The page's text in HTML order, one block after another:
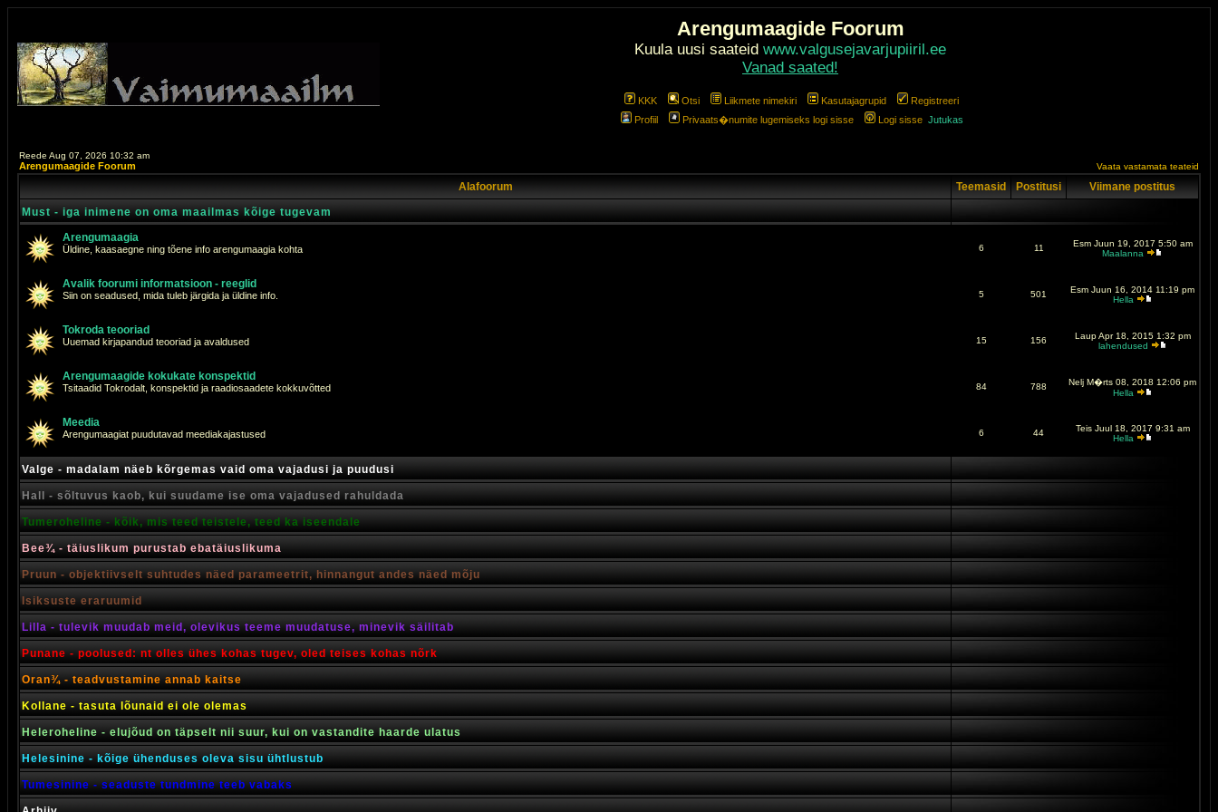
Arengumaagide Foorum
Kuula uusi saateid www.valgusejavarjupiiril.ee
Vanad saated!
KKK Otsi Liikmete nimekiri Kasutajagrupid
Registreeri
Profiil
Privaats�numite lugemiseks logi sisse Logi sisse Jutukas
Reede Aug 07, 2026 10:32 am
Arengumaagide Foorum Vaata vastamata teateid
Alafoorum Teemasid Postitusi
Viimane postitus
Must - iga inimene on oma maailmas kõige tugevam
Arengumaagia
Üldine, kaasaegne ning tõene info arengumaagia kohta 6 11
Esm Juun 19, 2017 5:50 am
Maalanna
Avalik foorumi informatsioon - reeglid
Siin on seadused, mida tuleb järgida ja üldine info. 5 501
Esm Juun 16, 2014 11:19 pm
Hella
Tokroda teooriad
Uuemad kirjapandud teooriad ja avaldused 15 156
Laup Apr 18, 2015 1:32 pm
lahendused
Arengumaagide kokukate konspektid
Tsitaadid Tokrodalt, konspektid ja raadiosaadete kokkuvõtted 84 788
Nelj M�rts 08, 2018 12:06 pm
Hella
Meedia
Arengumaagiat puudutavad meediakajastused 6 44
Teis Juul 18, 2017 9:31 am
Hella
Valge - madalam näeb kõrgemas vaid oma vajadusi ja puudusi
Hall - sõltuvus kaob, kui suudame ise oma vajadused rahuldada
Tumeroheline - kõik, mis teed teistele, teed ka iseendale
Bee¾ - täiuslikum purustab ebatäiuslikuma
Pruun - objektiivselt suhtudes näed parameetrit, hinnangut andes näed mõju
Isiksuste eraruumid
Lilla - tulevik muudab meid, olevikus teeme muudatuse, minevik säilitab
Punane - poolused: nt olles ühes kohas tugev, oled teises kohas nõrk
Oran¾ - teadvustamine annab kaitse
Kollane - tasuta lõunaid ei ole olemas
Heleroheline - elujõud on täpselt nii suur, kui on vastandite haarde ulatus
Helesinine - kõige ühenduses oleva sisu ühtlustub
Tumesinine - seaduste tundmine teeb vabaks